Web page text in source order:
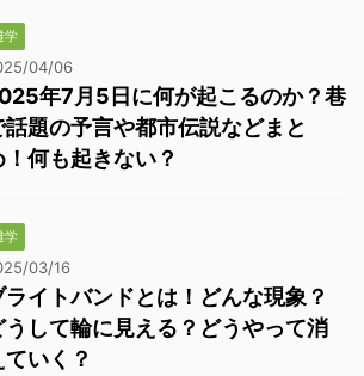
学
04/06
年7月5日に何が起こるのか？巷
話題の予言や都市伝説などまと
！何も起きない？
学
03/16
ライトバンドとは！どんな現象？
うして輪に見える？どうやって消
ていく？